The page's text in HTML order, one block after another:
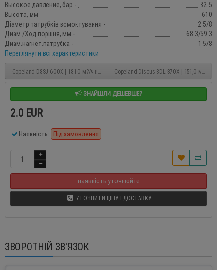
Высокое давление, бар -
32.5
Высота, мм -
610
Діаметр патрубків всмоктування -
2 5/8
Диам./Ход поршня, мм -
68.3/59.3
Диам.нагнет.патрубка -
1 5/8
Переглянути всі характеристики
Copeland D8SJ-600X | 181,0 м?/ч напівгерметичний поршневий компресор
Copeland Discus 8DL-370X | 151,0 м?/ч
ЗНАЙШЛИ ДЕШЕВШЕ?
2.0 EUR
Наявність: Під замовлення
наявність уточнюйте
УТОЧНИТИ ЦІНУ І ДОСТАВКУ
ЗВОРОТНІЙ ЗВ'ЯЗОК